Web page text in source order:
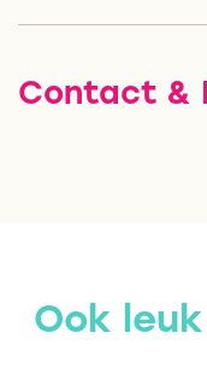
Contact &
Ook